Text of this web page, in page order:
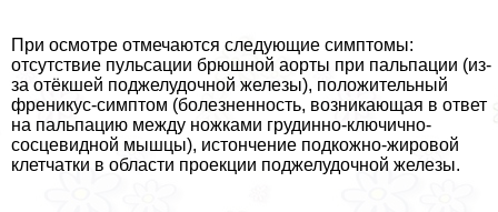
При осмотре отмечаются следующие симптомы:
отсутствие пульсации брюшной аорты при пальпации (из-
за отёкшей поджелудочной железы), положительный
френикус-симптом (болезненность, возникающая в ответ
на пальпацию между ножками грудинно-ключично-
сосцевидной мышцы), истончение подкожно-жировой
клетчатки в области проекции поджелудочной железы.